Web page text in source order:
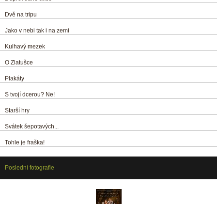
Dvě na tripu
Jako v nebi tak i na zemi
Kulhavý mezek
O Zlatušce
Plakáty
S tvojí dcerou? Ne!
Starší hry
Svátek šepotavých...
Tohle je fraška!
Poslední fotografie